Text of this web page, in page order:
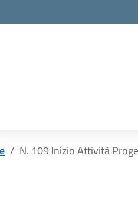
N. 109 Inizio Attività